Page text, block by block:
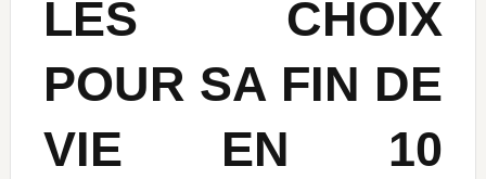
LES CHOIX
POUR SA FIN DE
VIE EN 10